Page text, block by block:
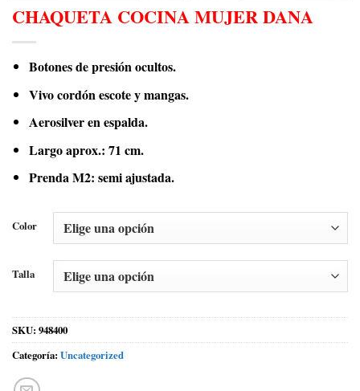
CHAQUETA COCINA MUJER DANA
Botones de presión ocultos.
Vivo cordón escote y mangas.
Aerosilver en espalda.
Largo aprox.: 71 cm.
Prenda M2: semi ajustada.
Color
Talla
SKU: 948400
Categoría: Uncategorized